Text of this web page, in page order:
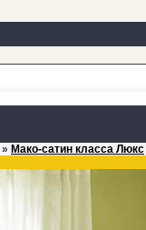
» Мако-сатин класса Люкс